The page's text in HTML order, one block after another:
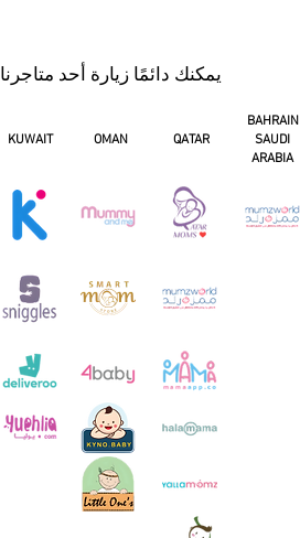
يمكنك دائمًا زيارة أحد متاجرنا
KUWAIT OMAN QATAR
BAHRAIN
SAUDI
ARABIA